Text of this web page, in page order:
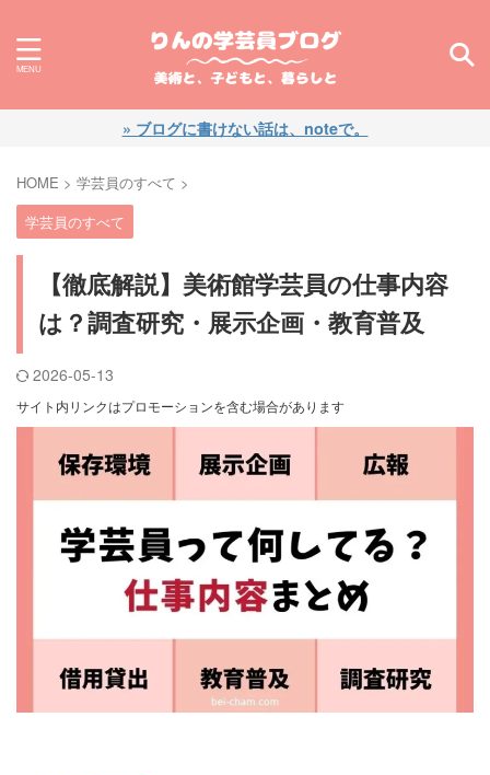
» ブログに書けない話は、noteで。
HOME > 学芸員のすべて >
学芸員のすべて
【徹底解説】美術館学芸員の仕事内容
は？調査研究・展示企画・教育普及
2026-05-13
サイト内リンクはプロモーションを含む場合があります